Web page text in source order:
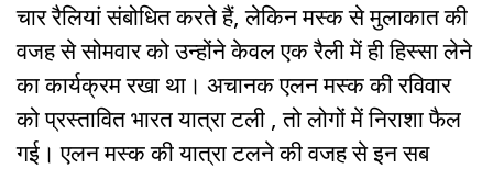
चार रैलियां संबोधित करते हैं, लेकिन मस्क से मुलाकात की
वजह से सोमवार को उन्होंने केवल एक रैली में ही हिस्सा लेने
का कार्यक्रम रखा था। अचानक एलन मस्क की रविवार
को प्रस्तावित भारत यात्रा टली , तो लोगों में निराशा फैल
गई। एलन मस्क की यात्रा टलने की वजह से इन सब